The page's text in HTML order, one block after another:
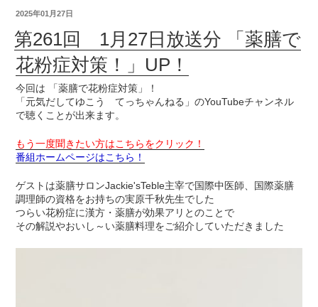
2025年01月27日
第261回 1月27日放送分 「薬膳で
花粉症対策！」UP！
今回は 「薬膳で花粉症対策」！
「元気だしてゆこう てっちゃんねる」のYouTubeチャンネル
で聴くことが出来ます。
もう一度聞きたい方はこちらをクリック！
番組ホームページはこちら！
ゲストは薬膳サロンJackie'sTeble主宰で国際中医師、国際薬膳
調理師の資格をお持ちの実原千秋先生でした
つらい花粉症に漢方・薬膳が効果アリとのことで
その解説やおいし～い薬膳料理をご紹介していただきました